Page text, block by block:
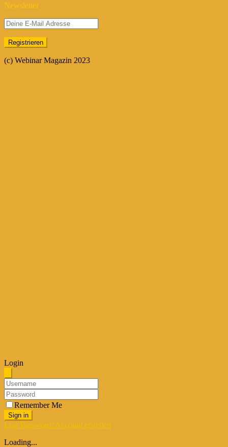
Newsletter
(c) Webinar Magazin 2023
Login
Remember Me
Sign in
Lost Password?Account erstellen
Loading...